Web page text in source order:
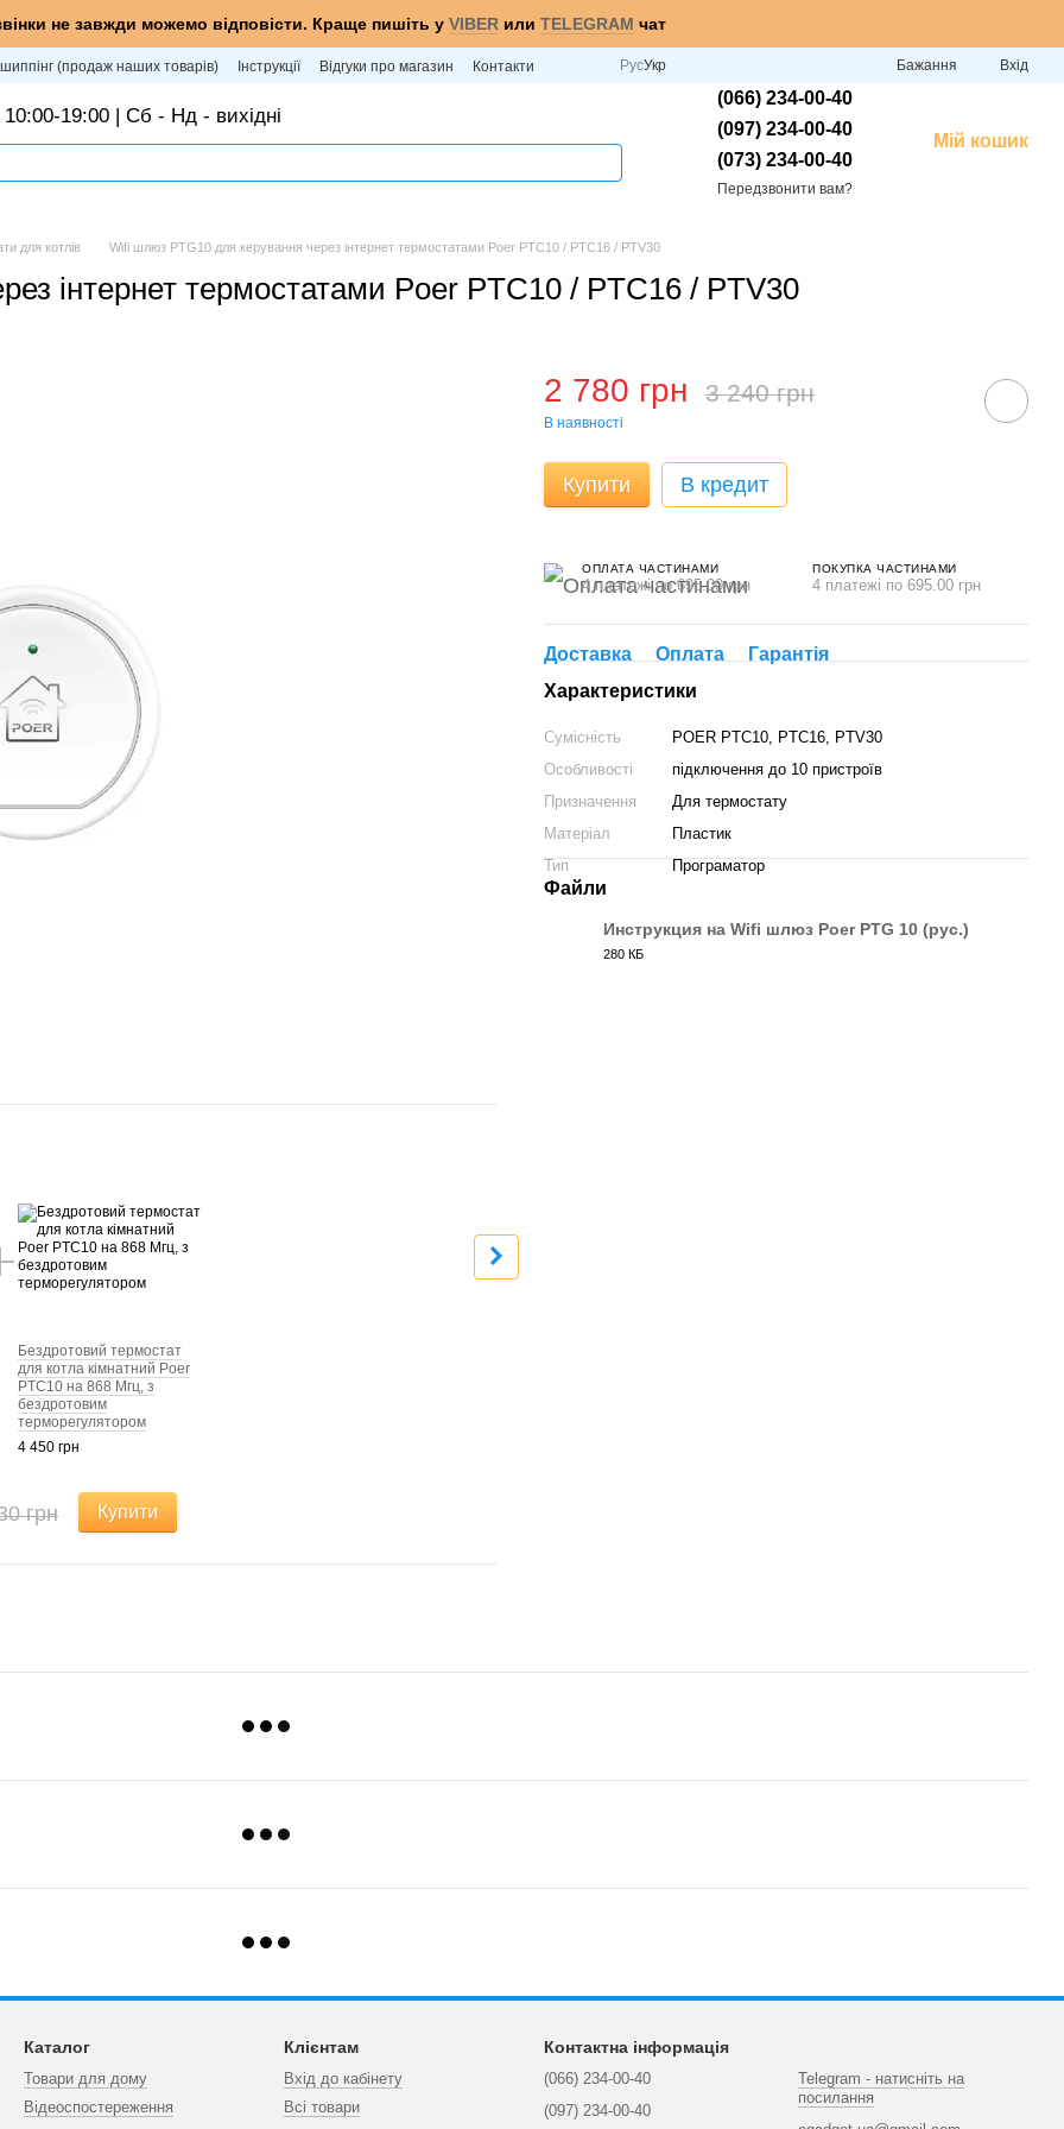
не завжди можемо відповісти. Краще пишіть у VIBER или TELEGRAM чат
(продаж наших товарів) Інструкції Відгуки про магазин Контакти РусУкр Бажання Вхід
19:00 | Сб - Нд - вихідні
(066) 234-00-40
(097) 234-00-40
(073) 234-00-40
Передзвонити вам?
Мій кошик
для котлів Wifi шлюз PTG10 для керування через інтернет термостатами Poer PTC10 / PTC16 / PTV30
інтернет термостатами Poer PTC10 / PTC16 / PTV30
Бездротовий термостат
для котла кімнатний Poer
PTC10 на 868 Мгц, з
бездротовим
терморегулятором
4 450 грн
грн Купити
2 780 грн 3 240 грн
В наявності
Купити В кредит
ОПЛАТА ЧАСТИНАМИ
4 платежі по 695.00 грн
ПОКУПКА ЧАСТИНАМИ
4 платежі по 695.00 грн
Доставка Оплата
Гарантія
Характеристики
Сумісність
POER PTC10, PTC16, PTV30
Особливості
підключення до 10 пристроїв
Призначення
Для термостату
Матеріал
Пластик
Тип
Програматор
Файли
Инструкция на Wifi шлюз Poer PTG 10 (рус.)
280 КБ
Каталог
Товари для дому
Відеоспостереження
Клієнтам
Вхід до кабінету
Всі товари
Контактна інформація
(066) 234-00-40
(097) 234-00-40
Telegram - натисніть на
посилання